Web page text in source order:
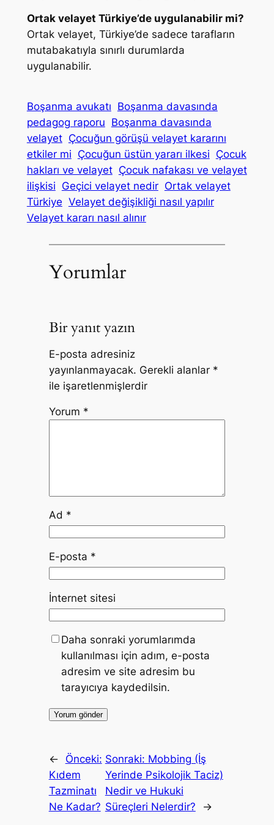
Ortak velayet Türkiye’de uygulanabilir mi?
Ortak velayet, Türkiye’de sadece tarafların
mutabakatıyla sınırlı durumlarda
uygulanabilir.
Boşanma avukatı Boşanma davasında
pedagog raporu Boşanma davasında
velayet Çocuğun görüşü velayet kararını
etkiler mi Çocuğun üstün yararı ilkesi Çocuk
hakları ve velayet Çocuk nafakası ve velayet
ilişkisi Geçici velayet nedir Ortak velayet
Türkiye Velayet değişikliği nasıl yapılır
Velayet kararı nasıl alınır
Yorumlar
Bir yanıt yazın
E-posta adresiniz
yayınlanmayacak. Gerekli alanlar *
ile işaretlenmişlerdir
Yorum *
Ad *
E-posta *
İnternet sitesi
Daha sonraki yorumlarımda
kullanılması için adım, e-posta
adresim ve site adresim bu
tarayıcıya kaydedilsin.
←
Önceki:
Kıdem
Tazminatı
Ne Kadar?
Sonraki: Mobbing (İş
Yerinde Psikolojik Taciz)
Nedir ve Hukuki
Süreçleri Nelerdir?
→